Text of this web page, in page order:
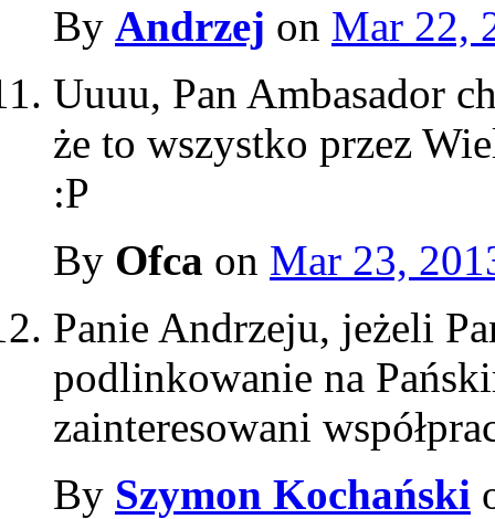
By Andrzej on Mar 22,
Uuuu, Pan Ambasador
że to wszystko przez
:P
By Ofca on Mar 23,
Panie Andrzeju, jeżeli
podlinkowanie na
zainteresowani
By Szymon Kochański